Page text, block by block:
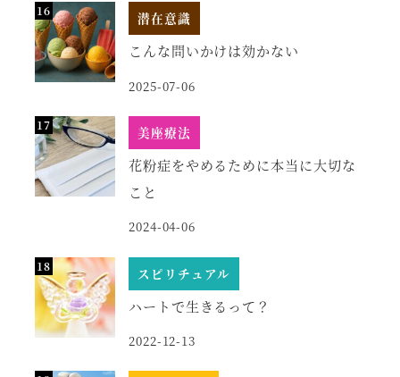
潜在意識
こんな問いかけは効かない
2025-07-06
美座療法
花粉症をやめるために本当に大切な
こと
2024-04-06
スピリチュアル
ハートで生きるって？
2022-12-13